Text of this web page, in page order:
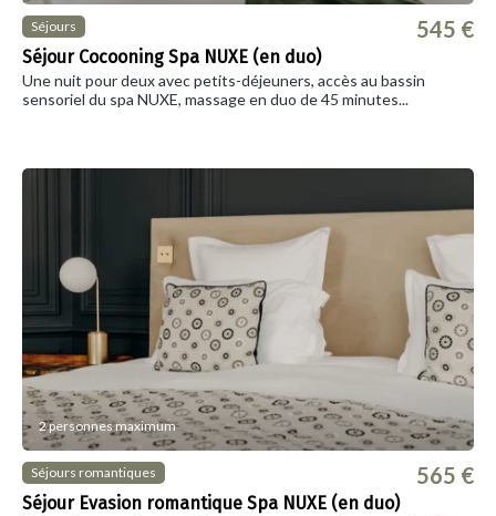
Séjours
Séjour Cocooning Spa NUXE (en duo)
545 €
Une nuit pour deux avec petits-déjeuners, accès au bassin
sensoriel du spa NUXE, massage en duo de 45 minutes...
2 personnes maximum
Séjours romantiques
Séjour Evasion romantique Spa NUXE (en duo)
565 €